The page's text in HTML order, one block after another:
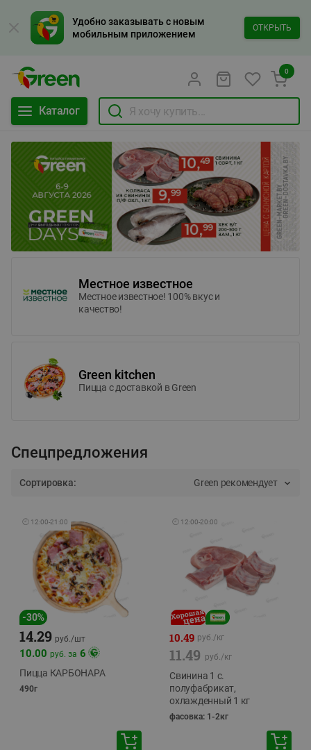
Удобно заказывать с новым
мобильным приложением
ОТКРЫТЬ
Каталог
0
Местное известное
Местное известное! 100% вкус и
качество!
Green kitchen
Пицца c доставкой в Green
Спецпредложения
Сортировка: Green рекомендует
🕘 12:00-21:00
-30%
14.29 руб./шт
10.00 руб. за 6
Пицца КАРБОНАРА
490г
🕘 12:00-20:00
10.49 руб./кг
11.49 руб./кг
Свинина 1 с.
полуфабрикат,
охлажденный 1 кг
фасовка: 1-2кг